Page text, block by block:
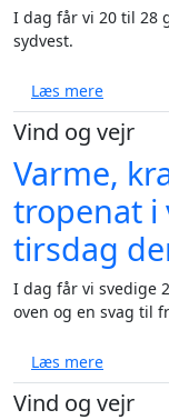
I dag får vi 20 til 28
sydvest.
Læs mereom
Vind og vejr
Varme,
tropenat i
tirsdag
I dag får vi svedige
oven og en svag til
Læs mereom
Vind og vejr